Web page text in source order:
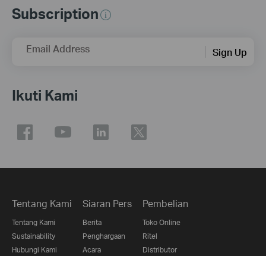
Subscription
Email Address Sign Up
Ikuti Kami
Tentang Kami
Tentang Kami
Sustainability
Hubungi Kami
Siaran Pers
Berita
Penghargaan
Acara
Pembelian
Toko Online
Ritel
Distributor